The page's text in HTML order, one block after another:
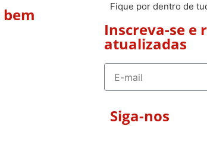
Fique por dentro de
Inscreva-se e
atualizadas
Siga-nos